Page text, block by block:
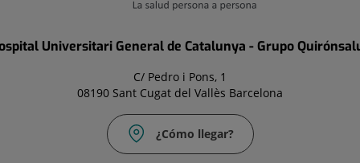
Universitari General de Catalunya - Grupo
C/ Pedro i Pons, 1
08190 Sant Cugat del Vallès Barcelona
¿Cómo llegar?